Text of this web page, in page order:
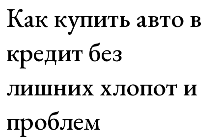
Как купить авто в
кредит без
лишних хлопот и
проблем